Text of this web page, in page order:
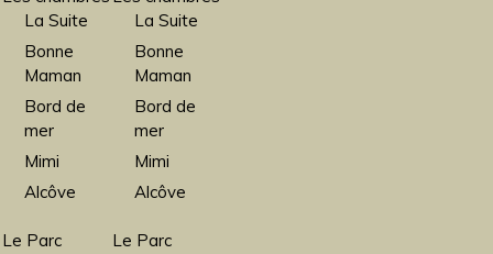
La Suite
Bonne
Maman
Bord de
mer
Mimi
Alcôve
Le Parc
La Suite
Bonne
Maman
Bord de
mer
Mimi
Alcôve
Le Parc